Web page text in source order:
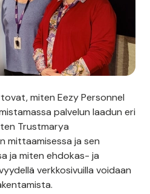
miten Eezy Personnel
palvelun laadun eri
Trustmarya
mittaamisessa ja sen
ja miten ehdokas- ja
verkkosivuilla voidaan